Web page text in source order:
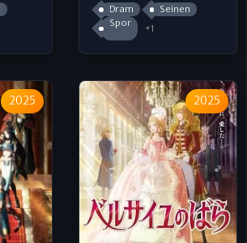
Dram
Seinen
Spor
+1
2025 2025